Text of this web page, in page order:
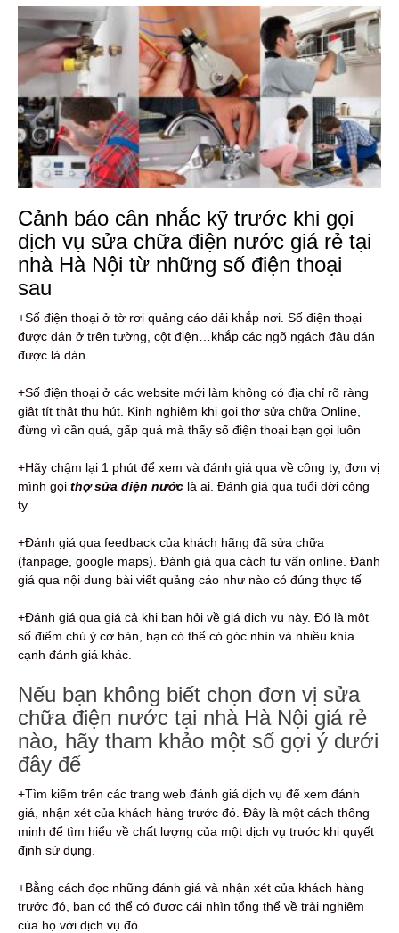
Cảnh báo cân nhắc kỹ trước khi gọi
dịch vụ sửa chữa điện nước giá rẻ tại
nhà Hà Nội từ những số điện thoại
sau
+Số điện thoại ở tờ rơi quảng cáo dải khắp nơi. Số điện thoại
được dán ở trên tường, cột điện…khắp các ngõ ngách đâu dán
được là dán
+Số điện thoại ở các website mới làm không có địa chỉ rõ ràng
giật tít thật thu hút. Kinh nghiệm khi gọi thợ sửa chữa Online,
đừng vì cần quá, gấp quá mà thấy số điện thoại bạn gọi luôn
+Hãy chậm lại 1 phút để xem và đánh giá qua về công ty, đơn vị
mình gọi thợ sửa điện nước là ai. Đánh giá qua tuổi đời công
ty
+Đánh giá qua feedback của khách hãng đã sửa chữa
(fanpage, google maps). Đánh giá qua cách tư vấn online. Đánh
giá qua nội dung bài viết quảng cáo như nào có đúng thực tế
+Đánh giá qua giá cả khi bạn hỏi về giá dịch vụ này. Đó là một
số điểm chú ý cơ bản, bạn có thể có góc nhìn và nhiều khía
cạnh đánh giá khác.
Nếu bạn không biết chọn đơn vị sửa
chữa điện nước tại nhà Hà Nội giá rẻ
nào, hãy tham khảo một số gợi ý dưới
đây để
+Tìm kiếm trên các trang web đánh giá dịch vụ để xem đánh
giá, nhận xét của khách hàng trước đó. Đây là một cách thông
minh để tìm hiểu về chất lượng của một dịch vụ trước khi quyết
định sử dụng.
+Bằng cách đọc những đánh giá và nhận xét của khách hàng
trước đó, bạn có thể có được cái nhìn tổng thể về trải nghiệm
của họ với dịch vụ đó.